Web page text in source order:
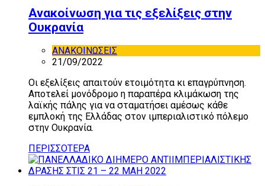
Ανακοίνωση για τις εξελίξεις στην
Ουκρανία
ΑΝΑΚΟΙΝΩΣΕΙΣ
21/09/2022
Οι εξελίξεις απαιτούν ετοιμότητα κι επαγρύπνηση.
Αποτελεί μονόδρομο η παραπέρα κλιμάκωση της
λαϊκής πάλης για να σταματήσει αμέσως κάθε
εμπλοκή της Ελλάδας στον ιμπεριαλιστικό πόλεμο
στην Ουκρανία.
ΠΕΡΙΣΣΟΤΕΡΑ